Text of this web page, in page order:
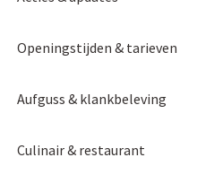
Openingstijden & tarieven
Aufguss & klankbeleving
Culinair & restaurant